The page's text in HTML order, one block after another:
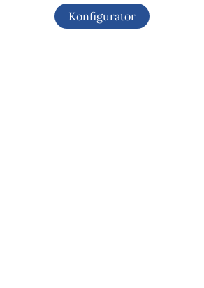
Konfigurator